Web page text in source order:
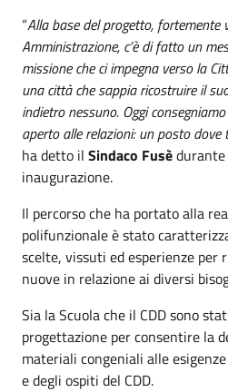
“Alla base del progetto, fortemente
Amministrazione, c’è di fatto un
missione che ci impegna verso la
una città che sappia ricostruire il
indietro nessuno. Oggi
aperto alle relazioni: un posto
ha detto il Sindaco Fusèdurante
inaugurazione.
Il percorso che ha portato alla
polifunzionale è stato
scelte, vissuti ed esperienze per
nuove in relazione ai diversi
Sia la Scuola che il CDD sono
progettazione per consentire la
materiali congeniali alle
e degli ospiti del CDD.